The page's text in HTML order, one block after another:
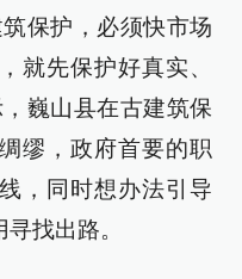
保护，必须快市场
就先保护好真实、
巍山县在古建筑保
缪，政府首要的职
，同时想办法引导
找出路。